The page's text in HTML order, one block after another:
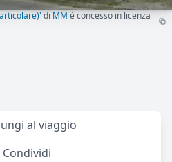
diMMè concesso in licenza
al viaggio
Condividi